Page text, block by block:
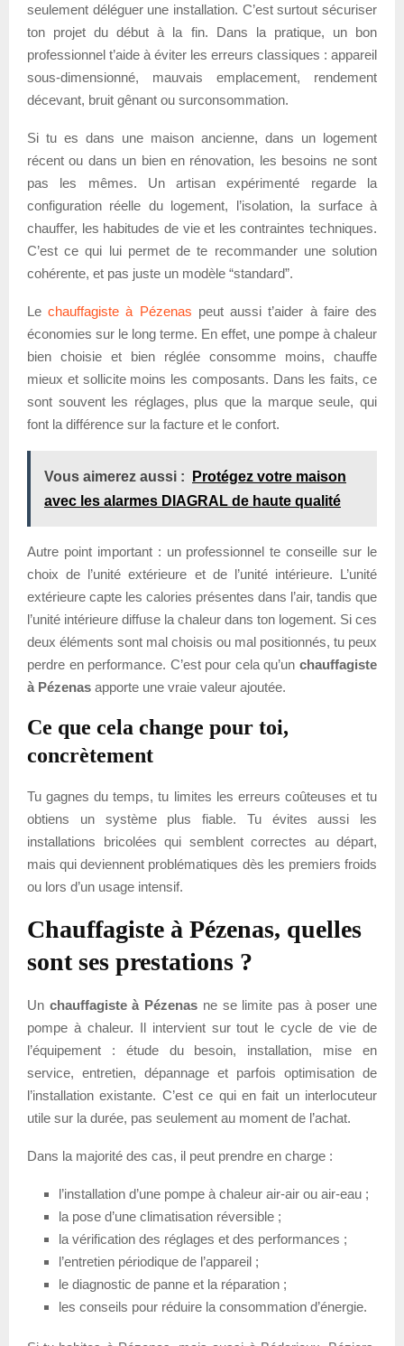
seulement déléguer une installation. C’est surtout sécuriser
ton projet du début à la fin. Dans la pratique, un bon
professionnel t’aide à éviter les erreurs classiques : appareil
sous-dimensionné, mauvais emplacement, rendement
décevant, bruit gênant ou surconsommation.
Si tu es dans une maison ancienne, dans un logement
récent ou dans un bien en rénovation, les besoins ne sont
pas les mêmes. Un artisan expérimenté regarde la
configuration réelle du logement, l’isolation, la surface à
chauffer, les habitudes de vie et les contraintes techniques.
C’est ce qui lui permet de te recommander une solution
cohérente, et pas juste un modèle “standard”.
Lechauffagiste à Pézenas peut aussi t’aider à faire des
économies sur le long terme. En effet, une pompe à chaleur
bien choisie et bien réglée consomme moins, chauffe
mieux et sollicite moins les composants. Dans les faits, ce
sont souvent les réglages, plus que la marque seule, qui
font la différence sur la facture et le confort.
Vous aimerez aussi :
Protégez votre maison
avec les alarmes DIAGRAL de haute qualité
Autre point important : un professionnel te conseille sur le
choix de l’unité extérieure et de l’unité intérieure. L’unité
extérieure capte les calories présentes dans l’air, tandis que
l’unité intérieure diffuse la chaleur dans ton logement. Si ces
deux éléments sont mal choisis ou mal positionnés, tu peux
perdre en performance. C’est pour cela qu’un chauffagiste
à Pézenas apporte une vraie valeur ajoutée.
Ce que cela change pour toi,
concrètement
Tu gagnes du temps, tu limites les erreurs coûteuses et tu
obtiens un système plus fiable. Tu évites aussi les
installations bricolées qui semblent correctes au départ,
mais qui deviennent problématiques dès les premiers froids
ou lors d’un usage intensif.
Chauffagiste à Pézenas, quelles
sont ses prestations ?
Un chauffagiste à Pézenas ne se limite pas à poser une
pompe à chaleur. Il intervient sur tout le cycle de vie de
l’équipement : étude du besoin, installation, mise en
service, entretien, dépannage et parfois optimisation de
l’installation existante. C’est ce qui en fait un interlocuteur
utile sur la durée, pas seulement au moment de l’achat.
Dans la majorité des cas, il peut prendre en charge :
l’installation d’une pompe à chaleur air-air ou air-eau ;
la pose d’une climatisation réversible ;
la vérification des réglages et des performances ;
l’entretien périodique de l’appareil ;
le diagnostic de panne et la réparation ;
les conseils pour réduire la consommation d’énergie.